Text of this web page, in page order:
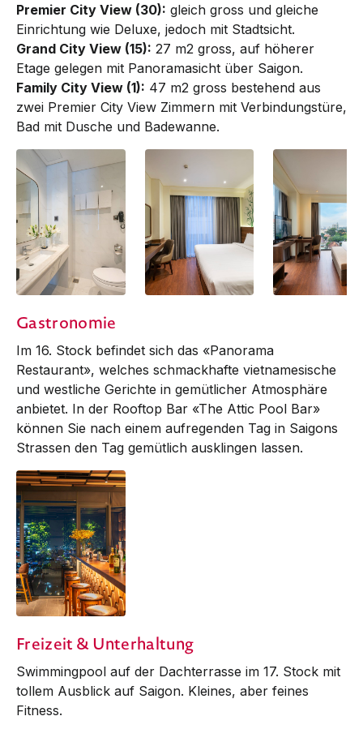
Premier City View (30): gleich gross und gleiche
Einrichtung wie Deluxe, jedoch mit Stadtsicht.
Grand City View (15): 27 m2 gross, auf höherer
Etage gelegen mit Panoramasicht über Saigon.
Family City View (1): 47 m2 gross bestehend aus
zwei Premier City View Zimmern mit Verbindungstüre,
Bad mit Dusche und Badewanne.
Gastronomie
Im 16. Stock befindet sich das «Panorama
Restaurant», welches schmackhafte vietnamesische
und westliche Gerichte in gemütlicher Atmosphäre
anbietet. In der Rooftop Bar «The Attic Pool Bar»
können Sie nach einem aufregenden Tag in Saigons
Strassen den Tag gemütlich ausklingen lassen.
Freizeit & Unterhaltung
Swimmingpool auf der Dachterrasse im 17. Stock mit
tollem Ausblick auf Saigon. Kleines, aber feines
Fitness.